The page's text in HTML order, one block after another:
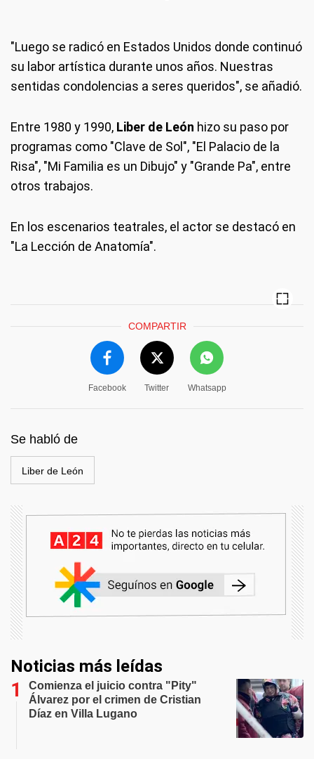
"Luego se radicó en Estados Unidos donde continuó
su labor artística durante unos años. Nuestras
sentidas condolencias a seres queridos", se añadió.
Entre 1980 y 1990, Liber de León hizo su paso por
programas como "Clave de Sol", "El Palacio de la
Risa", "Mi Familia es un Dibujo" y "Grande Pa", entre
otros trabajos.
En los escenarios teatrales, el actor se destacó en
"La Lección de Anatomía".
COMPARTIR
Facebook Twitter Whatsapp
Se habló de
Liber de León
Noticias más leídas
Comienza el juicio contra "Pity"
Álvarez por el crimen de Cristian
Díaz en Villa Lugano